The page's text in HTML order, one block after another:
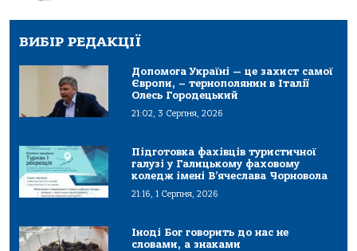
ВИБІР РЕДАКЦІЇ
Допомога Україні — це захист самої
Європи, – тернополянин в Італії
Олесь Городецький
21:02, 3 Серпня, 2026
Підготовка фахівців туристичної
галузі у Галицькому фаховому
коледж імені В’ячеслава Чорновола
21:16, 1 Серпня, 2026
Іноді Бог говорить до нас не
словами, а знаками